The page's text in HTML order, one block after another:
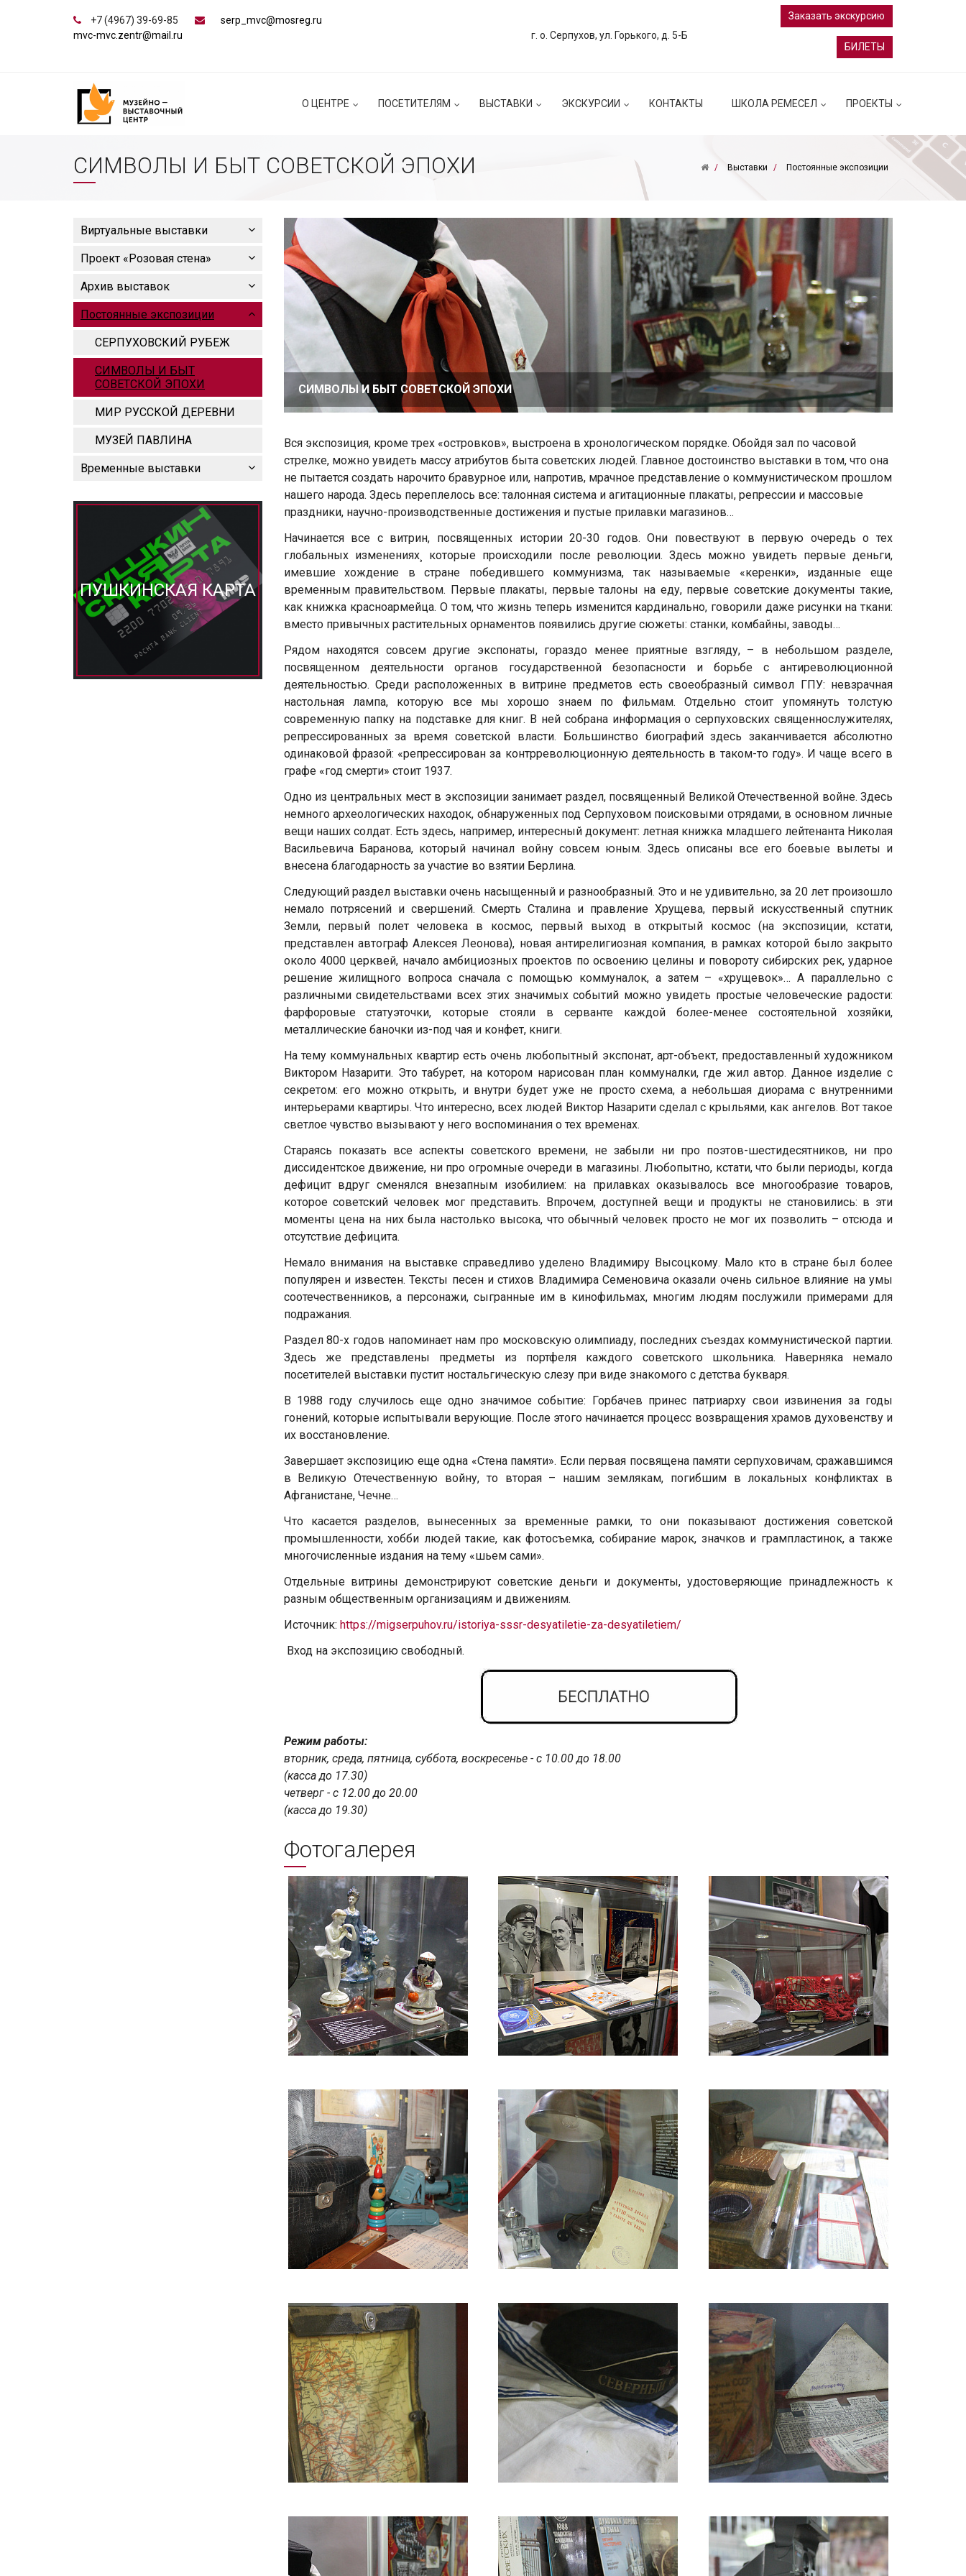
+7 (4967) 39-69-85
serp_mvc@mosreg.ru
mvc-mvc.zentr@mail.ru
г. о. Серпухов, ул. Горького, д. 5-Б
Заказать экскурсию
БИЛЕТЫ
О ЦЕНТРЕ ПОСЕТИТЕЛЯМ ВЫСТАВКИ ЭКСКУРСИИ КОНТАКТЫ ШКОЛА РЕМЕСЕЛ ПРОЕКТЫ
СИМВОЛЫ И БЫТ СОВЕТСКОЙ ЭПОХИ Выставки Постоянные экспозиции
Виртуальные выставки
Проект «Розовая стена»
Архив выставок
Постоянные экспозиции
СЕРПУХОВСКИЙ РУБЕЖ
СИМВОЛЫ И БЫТ
СОВЕТСКОЙ ЭПОХИ
МИР РУССКОЙ ДЕРЕВНИ
МУЗЕЙ ПАВЛИНА
Временные выставки
ПУШКИНСКАЯ КАРТА
СИМВОЛЫ И БЫТ СОВЕТСКОЙ ЭПОХИ
Вся экспозиция, кроме трех «островков», выстроена в хронологическом порядке. Обойдя зал по часовой
стрелке, можно увидеть массу атрибутов быта советских людей. Главное достоинство выставки в том, что она
не пытается создать нарочито бравурное или, напротив, мрачное представление о коммунистическом прошлом
нашего народа. Здесь переплелось все: талонная система и агитационные плакаты, репрессии и массовые
праздники, научно-производственные достижения и пустые прилавки магазинов…
Начинается все с витрин, посвященных истории 20-30 годов. Они повествуют в первую очередь о тех
глобальных изменениях¸ которые происходили после революции. Здесь можно увидеть первые деньги,
имевшие хождение в стране победившего коммунизма, так называемые «керенки», изданные еще
временным правительством. Первые плакаты, первые талоны на еду, первые советские документы такие,
как книжка красноармейца. О том, что жизнь теперь изменится кардинально, говорили даже рисунки на ткани:
вместо привычных растительных орнаментов появились другие сюжеты: станки, комбайны, заводы…
Рядом находятся совсем другие экспонаты, гораздо менее приятные взгляду, – в небольшом разделе,
посвященном деятельности органов государственной безопасности и борьбе с антиреволюционной
деятельностью. Среди расположенных в витрине предметов есть своеобразный символ ГПУ: невзрачная
настольная лампа, которую все мы хорошо знаем по фильмам. Отдельно стоит упомянуть толстую
современную папку на подставке для книг. В ней собрана информация о серпуховских священнослужителях,
репрессированных за время советской власти. Большинство биографий здесь заканчивается абсолютно
одинаковой фразой: «репрессирован за контрреволюционную деятельность в таком-то году». И чаще всего в
графе «год смерти» стоит 1937.
Одно из центральных мест в экспозиции занимает раздел, посвященный Великой Отечественной войне. Здесь
немного археологических находок, обнаруженных под Серпуховом поисковыми отрядами, в основном личные
вещи наших солдат. Есть здесь, например, интересный документ: летная книжка младшего лейтенанта Николая
Васильевича Баранова, который начинал войну совсем юным. Здесь описаны все его боевые вылеты и
внесена благодарность за участие во взятии Берлина.
Следующий раздел выставки очень насыщенный и разнообразный. Это и не удивительно, за 20 лет произошло
немало потрясений и свершений. Смерть Сталина и правление Хрущева, первый искусственный спутник
Земли, первый полет человека в космос, первый выход в открытый космос (на экспозиции, кстати,
представлен автограф Алексея Леонова), новая антирелигиозная компания, в рамках которой было закрыто
около 4000 церквей, начало амбициозных проектов по освоению целины и повороту сибирских рек, ударное
решение жилищного вопроса сначала с помощью коммуналок, а затем – «хрущевок»… А параллельно с
различными свидетельствами всех этих значимых событий можно увидеть простые человеческие радости:
фарфоровые статуэточки, которые стояли в серванте каждой более-менее состоятельной хозяйки,
металлические баночки из-под чая и конфет, книги.
На тему коммунальных квартир есть очень любопытный экспонат, арт-объект, предоставленный художником
Виктором Назарити. Это табурет, на котором нарисован план коммуналки, где жил автор. Данное изделие с
секретом: его можно открыть, и внутри будет уже не просто схема, а не6ольшая диорама с внутренними
интерьерами квартиры. Что интересно, всех людей Виктор Назарити сделал с крыльями, как ангелов. Вот такое
светлое чувство вызывают у него воспоминания о тех временах.
Стараясь показать все аспекты советского времени, не забыли ни про поэтов-шестидесятников, ни про
диссидентское движение, ни про огромные очереди в магазины. Любопытно, кстати, что были периоды, когда
дефицит вдруг сменялся внезапным изобилием: на прилавках оказывалось все многообразие товаров,
которое советский человек мог представить. Впрочем, доступней вещи и продукты не становились: в эти
моменты цена на них была настолько высока, что обычный человек просто не мог их позволить – отсюда и
отсутствие дефицита.
Немало внимания на выставке справедливо уделено Владимиру Высоцкому. Мало кто в стране был более
популярен и известен. Тексты песен и стихов Владимира Семеновича оказали очень сильное влияние на умы
соотечественников, а персонажи, сыгранные им в кинофильмах, многим людям послужили примерами для
подражания.
Раздел 80-х годов напоминает нам про московскую олимпиаду, последних съездах коммунистической партии.
Здесь же представлены предметы из портфеля каждого советского школьника. Наверняка немало
посетителей выставки пустит ностальгическую слезу при виде знакомого с детства букваря.
В 1988 году случилось еще одно значимое событие: Горбачев принес патриарху свои извинения за годы
гонений, которые испытывали верующие. После этого начинается процесс возвращения храмов духовенству и
их восстановление.
Завершает экспозицию еще одна «Стена памяти». Если первая посвящена памяти серпуховичам, сражавшимся
в Великую Отечественную войну, то вторая – нашим землякам, погибшим в локальных конфликтах в
Афганистане, Чечне…
Что касается разделов, вынесенных за временные рамки, то они показывают достижения советской
промышленности, хобби людей такие, как фотосъемка, собирание марок, значков и грампластинок, а также
многочисленные издания на тему «шьем сами».
Отдельные витрины демонстрируют советские деньги и документы, удостоверяющие принадлежность к
разным общественным организациям и движениям.
Источник: https://migserpuhov.ru/istoriya-sssr-desyatiletie-za-desyatiletiem/
Вход на экспозицию свободный.
Режим работы:
вторник, среда, пятница, суббота, воскресенье - с 10.00 до 18.00
(касса до 17.30)
четверг - с 12.00 до 20.00
(касса до 19.30)
Фотогалерея